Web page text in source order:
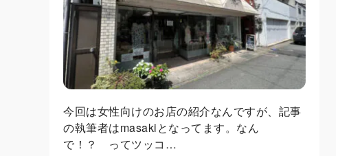
今回は女性向けのお店の紹介なんですが、記事
の執筆者はmasakiとなってます。なん
で！？ ってツッコ…